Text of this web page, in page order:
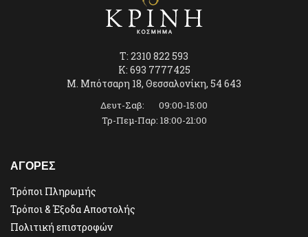
T: 2310 822 593
K: 693 7777425
Μ. Μπότσαρη 18, Θεσσαλονίκη, 54 643
Δευτ-Σαβ: 09:00-15:00
Τρ-Πεμ-Παρ: 18:00-21:00
ΑΓΟΡΕΣ
Τρόποι Πληρωμής
Τρόποι & Έξοδα Αποστολής
Πολιτική επιστροφών